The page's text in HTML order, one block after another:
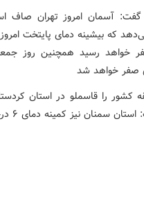
گفت: آسمان امروز تهران صاف
صفر خواهد رسید همچنین روز
کشور را قاسملو در استان
درجه